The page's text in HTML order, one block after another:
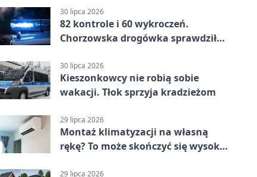
30 lipca 2026
82 kontrole i 60 wykroczeń.
Chorzowska drogówka sprawdziła
30 lipca 2026
Kieszonkowcy nie robią sobie
wakacji. Tłok sprzyja kradzieżom
29 lipca 2026
Montaż klimatyzacji na własną
rękę? To może skończyć się wysoką
29 lipca 2026